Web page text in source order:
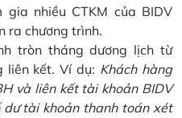
gia nhiều CTKM của BIDV
ra chương trình.
tròn tháng dương lịch từ
liên kết. Ví dụ: Khách hàng
và liên kết tài khoản BIDV
tài khoản thanh toán xét